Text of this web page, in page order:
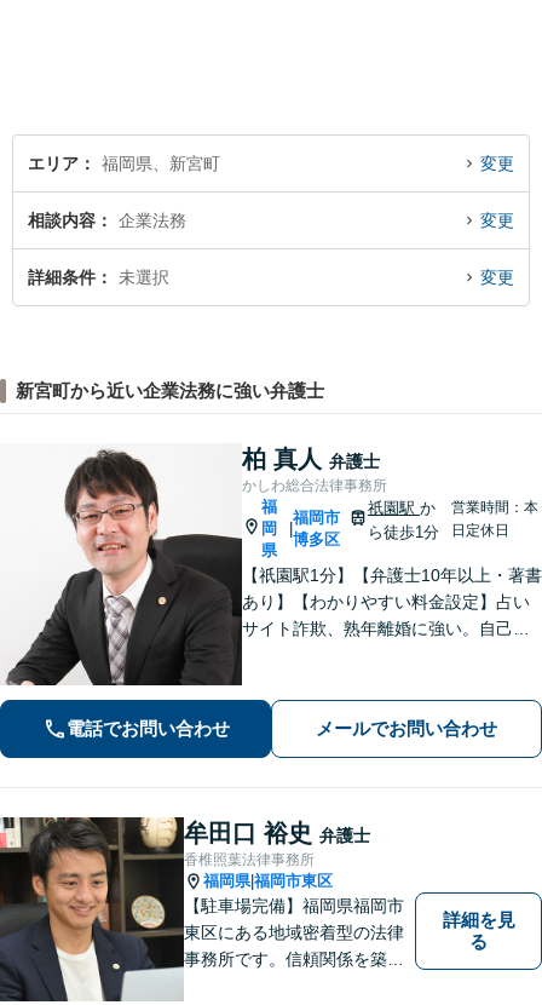
エリア 福岡県、新宮町 変更
相談内容 企業法務 変更
詳細条件 未選択 変更
新宮町から近い企業法務に強い弁護士
柏 真人 弁護士
かしわ総合法律事務所
福
岡
県
福岡市
博多区
祇園駅 か
ら徒歩1分
営業時間：本
日定休日
【祇園駅1分】【弁護士10年以上・著書
あり】【わかりやすい料金設定】占い
サイト詐欺、熟年離婚に強い。自己破
詐欺、刑事事件（博多警察署まで徒歩5
分）や相続にも対応。
電話でお問い合わせ メールでお問い合わせ
牟田口 裕史 弁護士
香椎照葉法律事務所
福岡県|福岡市東区
【駐車場完備】福岡県福岡市
東区にある地域密着型の法律
事務所です。信頼関係を築
詳細を見
る